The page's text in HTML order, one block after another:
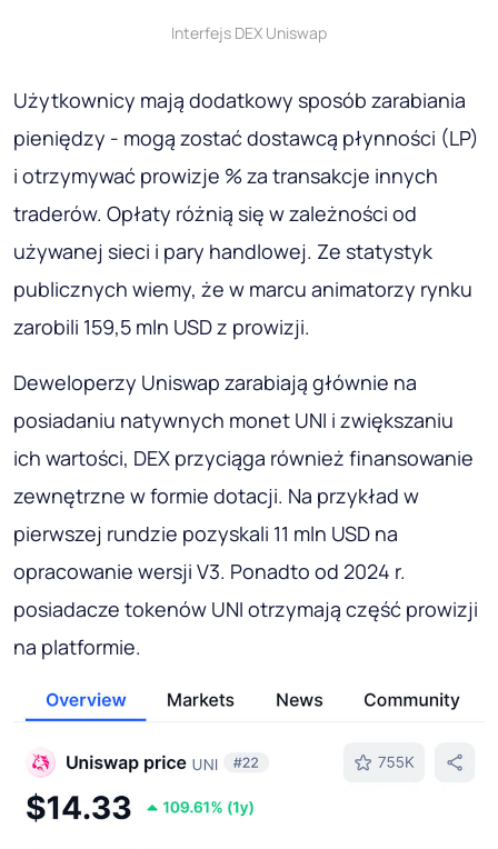
Interfejs DEX Uniswap
Użytkownicy mają dodatkowy sposób zarabiania
pieniędzy - mogą zostać dostawcą płynności (LP)
i otrzymywać prowizje % za transakcje innych
traderów. Opłaty różnią się w zależności od
używanej sieci i pary handlowej. Ze statystyk
publicznych wiemy, że w marcu animatorzy rynku
zarobili 159,5 mln USD z prowizji.
Deweloperzy Uniswap zarabiają głównie na
posiadaniu natywnych monet UNI i zwiększaniu
ich wartości, DEX przyciąga również finansowanie
zewnętrzne w formie dotacji. Na przykład w
pierwszej rundzie pozyskali 11 mln USD na
opracowanie wersji V3. Ponadto od 2024 r.
posiadacze tokenów UNI otrzymają część prowizji
na platformie.